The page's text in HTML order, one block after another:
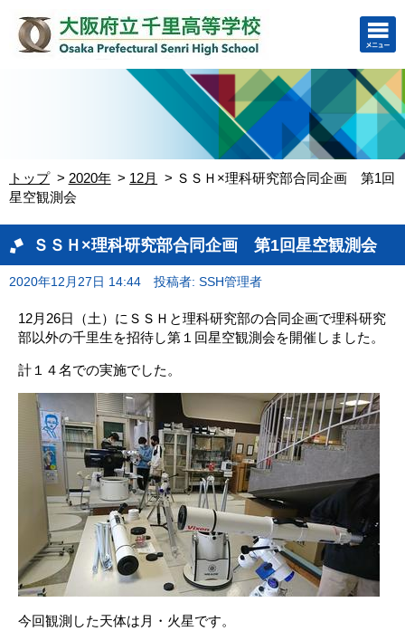
トップ 2020年 12月
ＳＳＨ×理科研究部合同企画 第1回
星空観測会
ＳＳＨ×理科研究部合同企画 第1回星空観測会
2020年12月27日 14:44 投稿者: SSH管理者
12月26日（土）にＳＳＨと理科研究部の合同企画で理科研究
部以外の千里生を招待し第１回星空観測会を開催しました。
計１４名での実施でした。
今回観測した天体は月・火星です。